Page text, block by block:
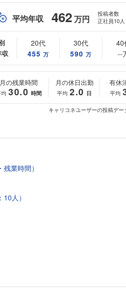
平均年収 462万円
投稿者数
正社員10人
収
20代
455 万
30代
590 万
40
--
月の残業時間
30.0 時間
月の休日出勤
平均 2.0 日
有休
平均
キャリコネユーザーの投稿デー
業時間）
人）